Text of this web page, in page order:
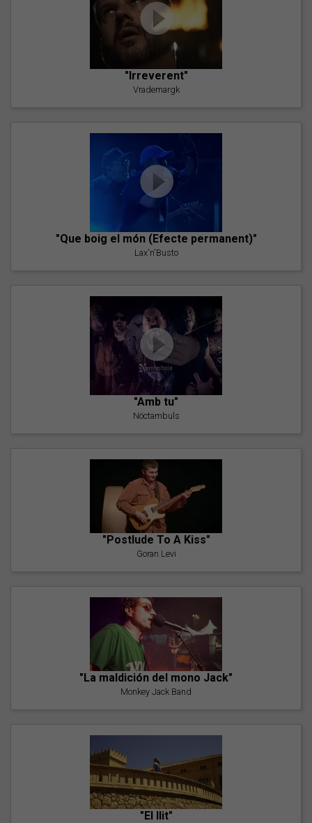
"Irreverent"
Vrademargk
"Que boig el món (Efecte permanent)"
Lax'n'Busto
"Amb tu"
Nöctambuls
"Postlude To A Kiss"
Goran Levi
"La maldición del mono Jack"
Monkey Jack Band
"El llit"